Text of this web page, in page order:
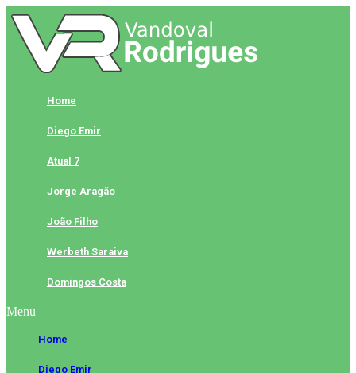
Skip
to
content
Home
Diego Emir
Atual 7
Jorge Aragão
João Filho
Werbeth Saraiva
Domingos Costa
Menu
Home
Diego Emir